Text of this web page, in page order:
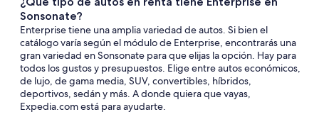
Sonsonate?
Enterprise tiene una amplia variedad de autos. Si bien el
catálogo varía según el módulo de Enterprise, encontrarás una
gran variedad en Sonsonate para que elijas la opción. Hay para
todos los gustos y presupuestos. Elige entre autos económicos,
de lujo, de gama media, SUV, convertibles, híbridos,
deportivos, sedán y más. A donde quiera que vayas,
Expedia.com está para ayudarte.